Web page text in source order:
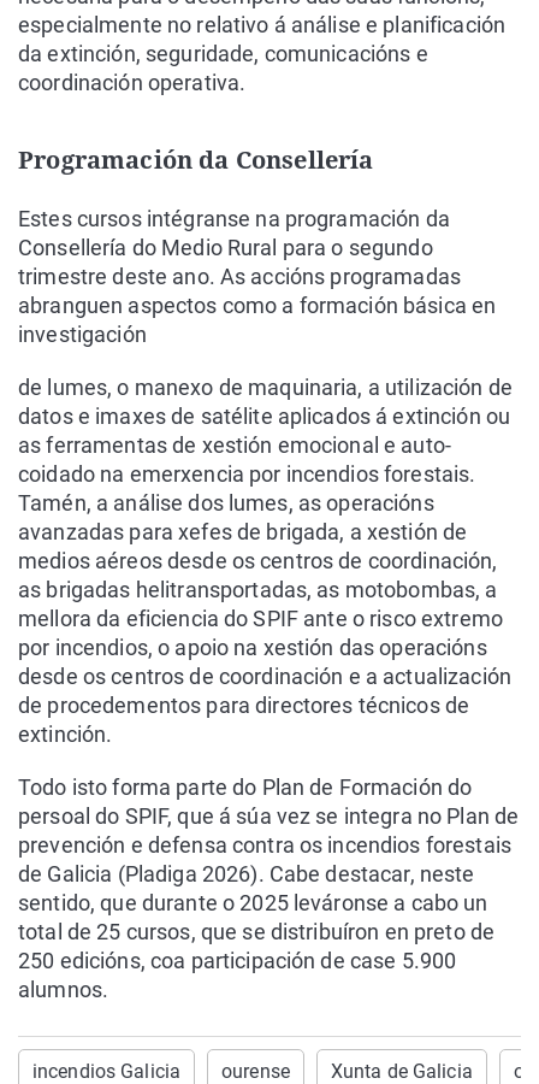
especialmente no relativo á análise e planificación
da extinción, seguridade, comunicacións e
coordinación operativa.
Programación da Consellería
Estes cursos intégranse na programación da
Consellería do Medio Rural para o segundo
trimestre deste ano. As accións programadas
abranguen aspectos como a formación básica en
investigación
de lumes, o manexo de maquinaria, a utilización de
datos e imaxes de satélite aplicados á extinción ou
as ferramentas de xestión emocional e auto-
coidado na emerxencia por incendios forestais.
Tamén, a análise dos lumes, as operacións
avanzadas para xefes de brigada, a xestión de
medios aéreos desde os centros de coordinación,
as brigadas helitransportadas, as motobombas, a
mellora da eficiencia do SPIF ante o risco extremo
por incendios, o apoio na xestión das operacións
desde os centros de coordinación e a actualización
de procedementos para directores técnicos de
extinción.
Todo isto forma parte do Plan de Formación do
persoal do SPIF, que á súa vez se integra no Plan de
prevención e defensa contra os incendios forestais
de Galicia (Pladiga 2026). Cabe destacar, neste
sentido, que durante o 2025 leváronse a cabo un
total de 25 cursos, que se distribuíron en preto de
250 edicións, coa participación de case 5.900
alumnos.
incendios Galicia ourense Xunta de Galicia